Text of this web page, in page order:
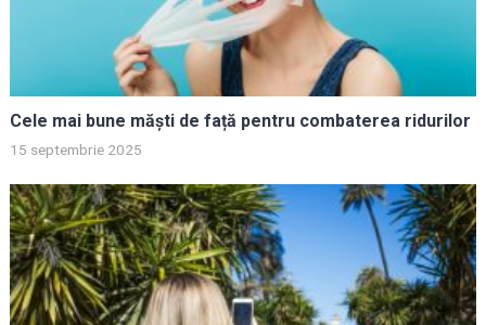
Cele mai bune măști de față pentru combaterea ridurilor
15 septembrie 2025